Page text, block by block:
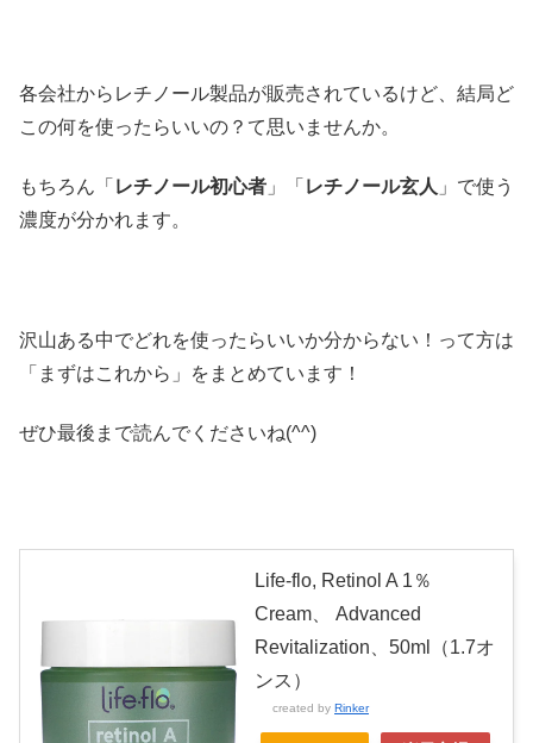
各会社からレチノール製品が販売されているけど、結局ど
この何を使ったらいいの？て思いませんか。
もちろん「 レチノール初心者 」「 レチノール玄人 」で使う
濃度が分かれます。
沢山ある中でどれを使ったらいいか分からない！って方は
「まずはこれから」をまとめています！
ぜひ最後まで読んでくださいね(^^)
Life-flo, Retinol A 1％
Cream、 Advanced
Revitalization、50ml（1.7オ
ンス）
created by Rinker